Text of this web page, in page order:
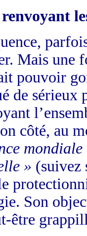
Mais une
pouvoir
de sérieux
côté, au
mondiale
» (suivez
Son
être